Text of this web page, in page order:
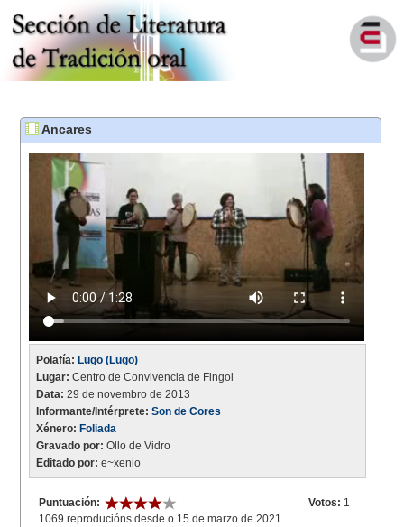
Ancares
Polafía: Lugo (Lugo)
Lugar: Centro de Convivencia de Fingoi
Data: 29 de novembro de 2013
Informante/Intérprete: Son de Cores
Xénero: Foliada
Gravado por: Ollo de Vidro
Editado por: e~xenio
Puntuación: Votos: 1
1069 reproducións desde o 15 de marzo de 2021